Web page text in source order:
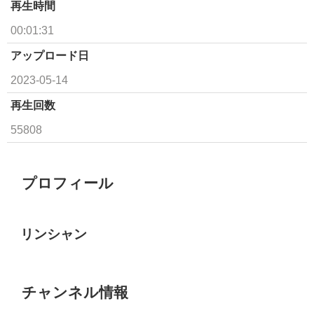
再生時間
00:01:31
アップロード日
2023-05-14
再生回数
55808
プロフィール
リンシャン
チャンネル情報